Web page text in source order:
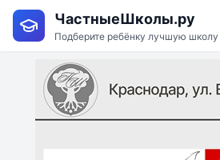
ЧастныеШколы.ру
Подберите ребёнку лучшую школу